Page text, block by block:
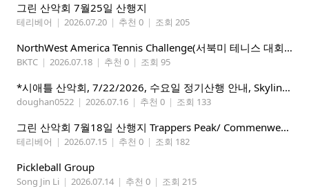
그린 산악회 7월25일 산행지
테리베어 | 2026.07.20 | 추천 0 | 조회 205
NorthWest America Tennis Challenge(서북미 테니스 대회) 마감임박!!!!!
BKTC | 2026.07.18 | 추천 0 | 조회 95
*시애틀 산악회, 7/22/2026, 수요일 정기산행 안내, Skyline Trail Loop(Mt. Rainier)*
doughan0522 | 2026.07.16 | 추천 0 | 조회 133
그린 산악회 7월18일 산행지 Trappers Peak/ Commenwealth Basin
테리베어 | 2026.07.15 | 추천 0 | 조회 182
Pickleball Group
Song Jin Li | 2026.07.14 | 추천 0 | 조회 215